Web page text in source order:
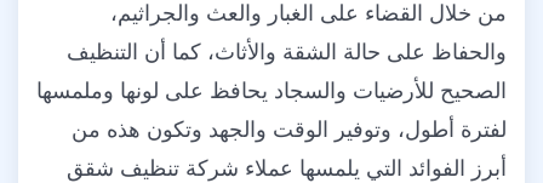
من خلال القضاء على الغبار والعث والجراثيم،
والحفاظ على حالة الشقة والأثاث، كما أن التنظيف
الصحيح للأرضيات والسجاد يحافظ على لونها وملمسها
لفترة أطول، وتوفير الوقت والجهد وتكون هذه من
أبرز الفوائد التي يلمسها عملاء شركة تنظيف شقق